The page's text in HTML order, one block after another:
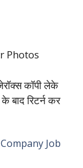
Photos
कॉपी लेके
बाद रिटर्न कर
Job